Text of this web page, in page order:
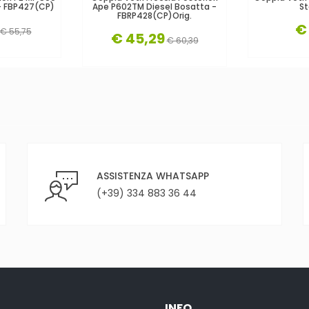
€ 55,75
Ape P602TM Diesel Bosatta -
FBRP428(CP)orig.
€ 45,29€ 60,39
€
ASSISTENZA WHATSAPP
(+39) 334 883 36 44